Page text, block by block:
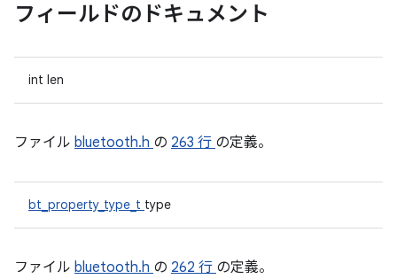
フィールドのドキュメント
int len
ファイル bluetooth.h の 263 行 の定義。
bt_property_type_t type
ファイル bluetooth.h の 262 行 の定義。